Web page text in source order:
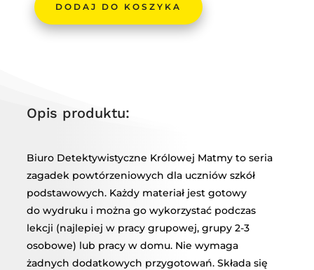
ILOŚĆ
POWTÓRZENIOWA
KLASY
DODAJ DO KOSZYKA
Opis produktu:
Biuro Detektywistyczne Królowej Matmy to seria
zagadek powtórzeniowych dla uczniów szkół
podstawowych. Każdy materiał jest gotowy
do wydruku i można go wykorzystać podczas
lekcji (najlepiej w pracy grupowej, grupy 2-3
osobowe) lub pracy w domu. Nie wymaga
żadnych dodatkowych przygotowań. Składa się